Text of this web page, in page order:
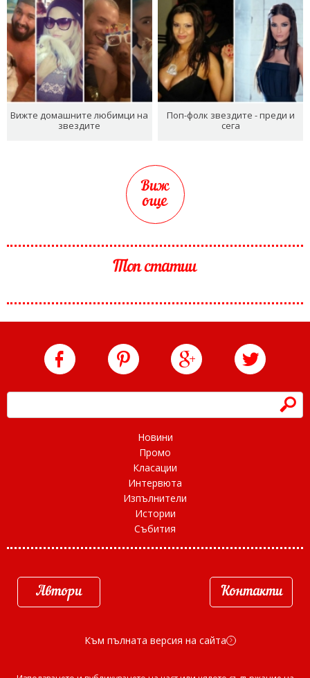
Вижте домашните любимци на
звездите
Поп-фолк звездите - преди и
сега
Виж
още
Топ статии
h
Новини
Промо
Класации
Интервюта
Изпълнители
Истории
Събития
Автори Контакти
Към пълната версия на сайта d